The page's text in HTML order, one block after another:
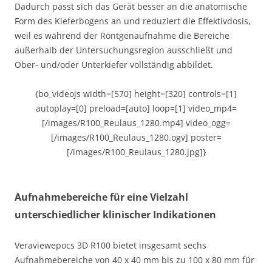
Dadurch passt sich das Gerät besser an die anatomische
Form des Kieferbogens an und reduziert die Effektivdosis,
weil es während der Röntgenaufnahme die Bereiche
außerhalb der Untersuchungsregion ausschließt und
Ober- und/oder Unterkiefer vollständig abbildet.
{bo_videojs width=[570] height=[320] controls=[1]
autoplay=[0] preload=[auto] loop=[1] video_mp4=
[/images/R100_Reulaus_1280.mp4] video_ogg=
[/images/R100_Reulaus_1280.ogv] poster=
[/images/R100_Reulaus_1280.jpg]}
Aufnahmebereiche für eine Vielzahl
unterschiedlicher klinischer Indikationen
Veraviewepocs 3D R100 bietet insgesamt sechs
Aufnahmebereiche von 40 x 40 mm bis zu 100 x 80 mm für